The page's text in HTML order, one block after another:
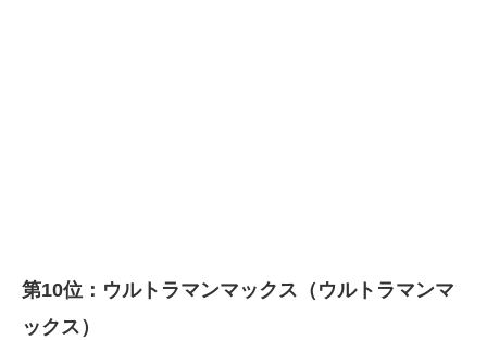
第10位：ウルトラマンマックス（ウルトラマンマ
ックス）